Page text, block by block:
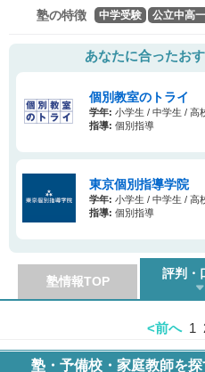
塾の特徴 中学受験 公立中高
あなたに合ったお
個別教室のトライ
学年: 小学生 / 中学生 / 高
指導: 個別指導
東京個別指導学院
学年: 小学生 / 中学生 / 高
指導: 個別指導
塾情報TOP
評判・
<前へ 1
塾・予備校・家庭教師を探